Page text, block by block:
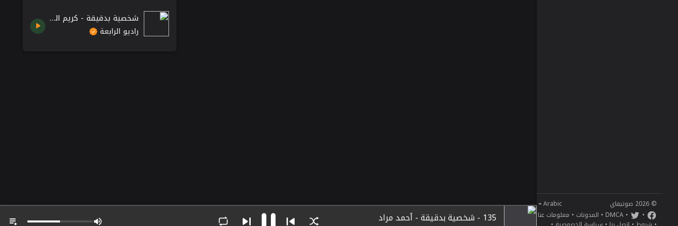
© 2026 صوتيفاي
Arabic
•
•
DMCA
• المدونات • معلومات عنا
شخصية بدقيقة - كريم العراقي.
راديو الرابعة
135 - شخصية بدقيقة - أحمد مراد